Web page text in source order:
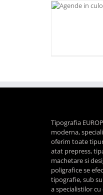
Tipografia
moderna,
oferim toate
atat prepress,
machetare si
poligrafice se
tipografie, sub
a specialistilor